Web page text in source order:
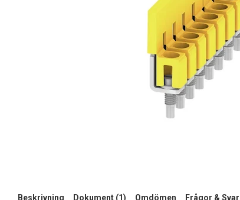
Beskrivning Dokument (1) Omdömen Frågor & Svar